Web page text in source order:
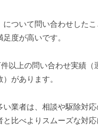
について問い合わせした
度が高いです。
以上の問い合わせ実績（
があります。
い業者は、相談や駆除対
と比べよりスムーズな対応